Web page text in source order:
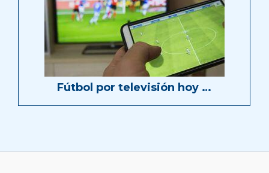
Fútbol por televisión hoy …